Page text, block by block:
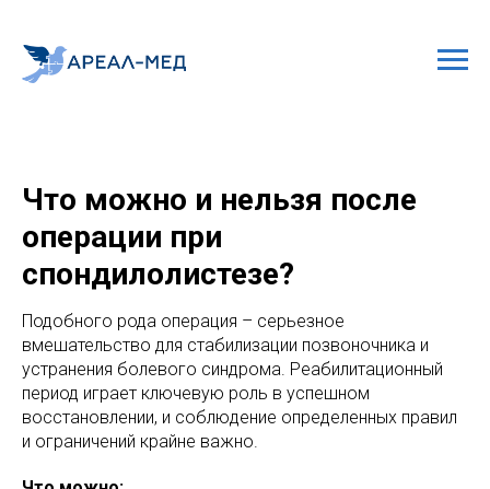
Что можно и нельзя после
операции при
спондилолистезе?
Подобного рода операция – серьезное
вмешательство для стабилизации позвоночника и
устранения болевого синдрома. Реабилитационный
период играет ключевую роль в успешном
восстановлении, и соблюдение определенных правил
и ограничений крайне важно.